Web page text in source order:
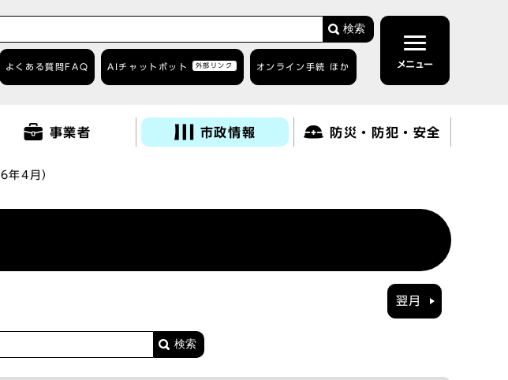
検索
よくある質問 FAQ AIチャットボット 外部リンク オンライン手続 ほか メニュー
事業者 市政情報 防災・防犯・安全
年4月）
翌月